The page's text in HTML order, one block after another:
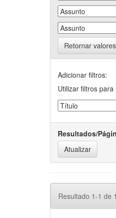
Retornar valores
Adicionar filtros:
Utilizar filtros
Resultados/
Resultado 1-1 de